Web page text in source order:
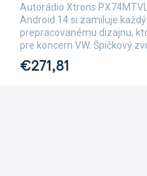
€271,81
Autorádio Xtrons
Android 14 si zamiluje
prepracovanému dizajnu,
pre koncern VW. Špičkový